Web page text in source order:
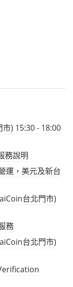
) 15:30 - 18:00
務說明
運，美元及新台
台北門市)
務
台北門市)